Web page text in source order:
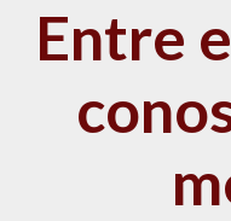
Entre